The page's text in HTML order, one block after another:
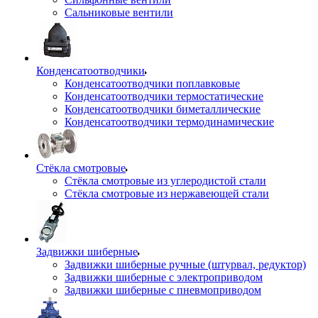
Сальниковые вентили
Конденсатоотводчики
Конденсатоотводчики поплавковые
Конденсатоотводчики термостатические
Конденсатоотводчики биметаллические
Конденсатоотводчики термодинамические
Стёкла смотровые
Стёкла смотровые из углеродистой стали
Стёкла смотровые из нержавеющей стали
Задвижки шиберные
Задвижки шиберные ручные (штурвал, редуктор)
Задвижки шиберные с электроприводом
Задвижки шиберные с пневмоприводом